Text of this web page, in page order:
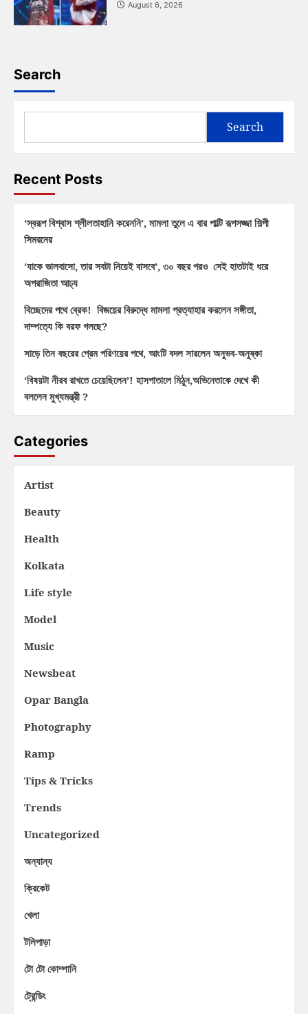
August 6, 2026
Search
Search
Recent Posts
‘স্বরূপ বিশ্বাস শ্লীলতাহানি করেননি’, মামলা তুলে এ বার পাল্টি রূপসজ্জা শিল্পী
সিমরনের
‘যাকে ভালবাসো, তার সবটা নিয়েই বাসবে’, ৩০ বছর পরও সেই হাতটাই ধরে
অপরাজিতা আঢ্য
বিচ্ছেদের পথে ব্রেক! বিজয়ের বিরুদ্ধে মামলা প্রত্যাহার করলেন সঙ্গীতা,
দাম্পত্যে কি বরফ গলছে?
সাড়ে তিন বছরের প্রেম পরিণয়ের পথে, আংটি বদল সারলেন অনুভব-অনুষ্কা
‘বিষয়টা নীরব রাখতে চেয়েছিলেন’! হাসপাতালে মিঠুন,অভিনেতাকে দেখে কী
বললেন মুখ্যমন্ত্রী ?
Categories
Artist
Beauty
Health
Kolkata
Life style
Model
Music
Newsbeat
Opar Bangla
Photography
Ramp
Tips & Tricks
Trends
Uncategorized
অন্যান্য
ক্রিকেট
খেলা
টলিপাড়া
টো টো কোম্পানি
ট্রেন্ডিং